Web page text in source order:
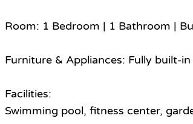
Room: 1 Bedroom | 1 Bathroom |
Furniture & Appliances: Fully built-
Facilities:
Swimming pool, fitness center,